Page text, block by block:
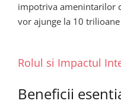
impotriva amenintarilor
vor ajunge la 10
Rolul si Impactul
Beneficii